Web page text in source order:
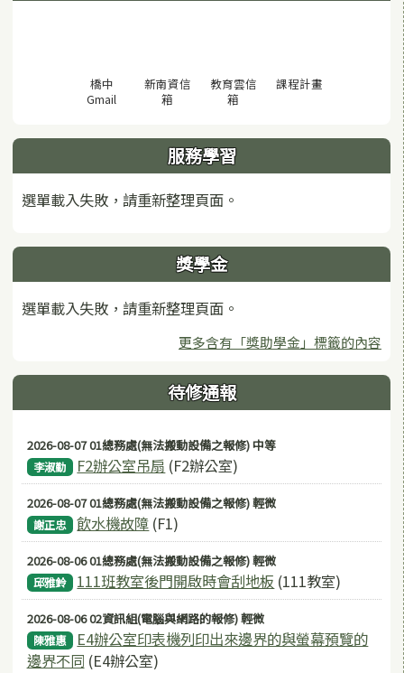
橋中
Gmail (另開視窗)
新南資信
箱
教育雲信
箱
課程計畫(另開視窗)
服務學習
選單載入失敗，請重新整理頁面。
獎學金
選單載入失敗，請重新整理頁面。
更多含有「獎助學金」標籤的內容
待修通報
2026-08-07 01總務處(無法搬動設備之報修) 中等
李淑勤 F2辦公室吊扇 (F2辦公室)
2026-08-07 01總務處(無法搬動設備之報修) 輕微
謝正忠 飲水機故障 (F1)
2026-08-06 01總務處(無法搬動設備之報修) 輕微
邱雅鈴 111班教室後門開啟時會刮地板 (111教室)
2026-08-06 02資訊組(電腦與網路的報修) 輕微
陳雅惠
E4辦公室印表機列印出來邊界的與螢幕預覽的
邊界不同 (E4辦公室)